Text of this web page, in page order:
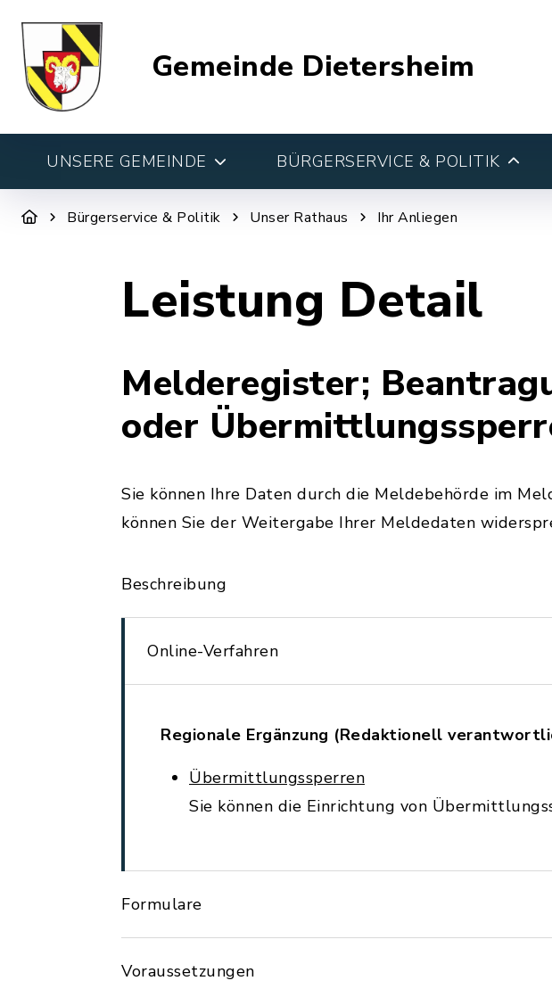
Gemeinde Dietersheim
UNSERE GEMEINDE BÜRGERSERVICE & POLITIK
Bürgerservice & Politik Unser Rathaus Ihr Anliegen
Leistung Detail
Melderegister;
oder
Sie können Ihre Daten durch die Meldebehörde im
können Sie der Weitergabe Ihrer Meldedaten
Beschreibung
Online-Verfahren
Regionale Ergänzung (Redaktionell
Übermittlungssperren
Sie können die Einrichtung von
Formulare
Voraussetzungen